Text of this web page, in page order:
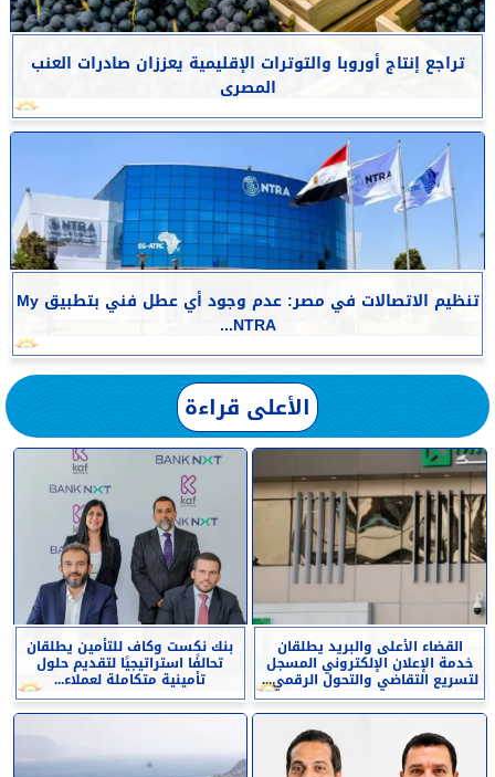
تراجع إنتاج أوروبا والتوترات الإقليمية يعززان صادرات العنب
المصرى
تنظيم الاتصالات في مصر: عدم وجود أي عطل فني بتطبيق My
NTRA...
الأعلى قراءة
القضاء الأعلى والبريد يطلقان
خدمة الإعلان الإلكتروني المسجل
لتسريع التقاضي والتحول الرقمي...
بنك نكست وكاف للتأمين يطلقان
تحالفًا استراتيجيًا لتقديم حلول
تأمينية متكاملة لعملاء...